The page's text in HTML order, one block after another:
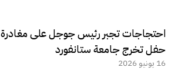
احتجاجات تجبر رئيس جوجل على مغادرة
حفل تخرج جامعة ستانفورد
16 يونيو 2026